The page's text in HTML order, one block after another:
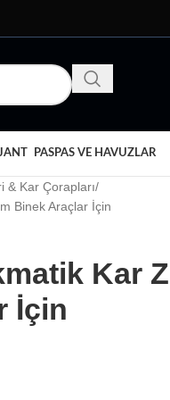
PASPAS VE HAVUZLAR
& Kar Çorapları
Binek Araçlar İçin
Kar
İçin